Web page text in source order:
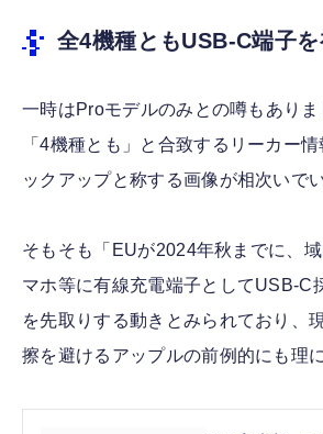
全4機種ともUSB-C端子を
一時はProモデルのみとの噂もあり
「4機種とも」と合致するリーカー
ックアップと称する画像が相次いで
そもそも「EUが2024年秋までに、
マホ等に有線充電端子としてUSB-C
を先取りする動きとみられており、
擦を避けるアップルの前例的にも理